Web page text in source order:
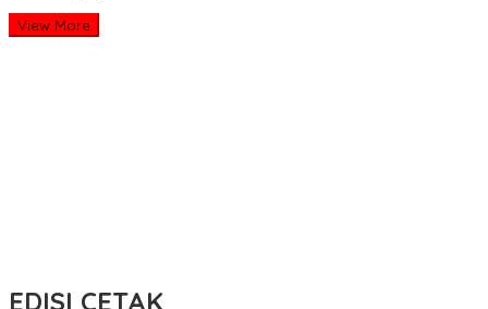
View More
EDISI CETAK